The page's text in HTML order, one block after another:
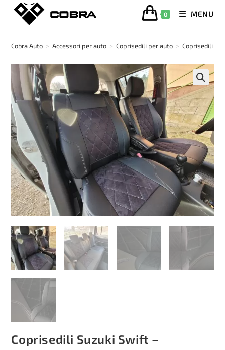
Salta
contenuto
0 MENU
Cobra Auto > Accessori per auto > Coprisedili per auto > Coprisedili in
🔍
Coprisedili Suzuki Swift –